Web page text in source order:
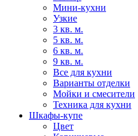
Мини-кухни
Узкие
3 кв. м.
5 кв. м.
6 кв. м.
9 кв. м.
Все для кухни
Варианты отделки
Мойки и смесители
Техника для кухни
Шкафы-купе
Цвет